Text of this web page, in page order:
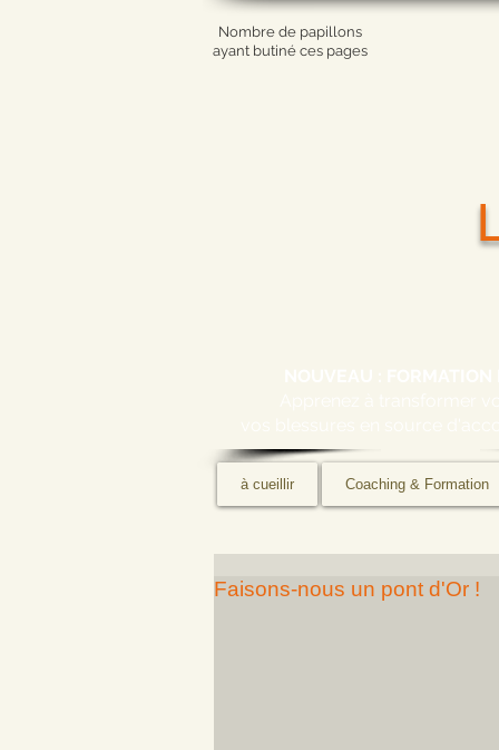
Nombre de papillons
ayant butiné ces pages
à cueillir Coaching & Formation
Faisons-nous un pont d'Or !